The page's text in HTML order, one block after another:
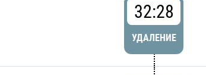
32:28
УДАЛЕНИЕ